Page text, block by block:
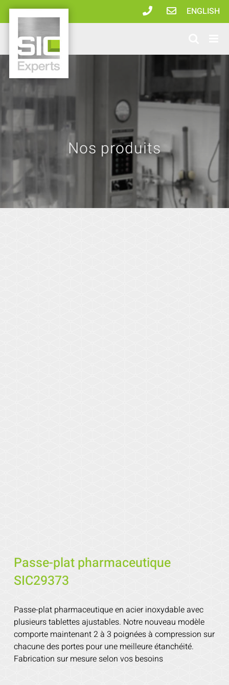
Passer
au
contenu
ENGLISH
Nos produits
Passe-plat pharmaceutique
SIC29373
Passe-plat pharmaceutique en acier inoxydable avec
plusieurs tablettes ajustables. Notre nouveau modèle
comporte maintenant 2 à 3 poignées à compression sur
chacune des portes pour une meilleure étanchéité.
Fabrication sur mesure selon vos besoins